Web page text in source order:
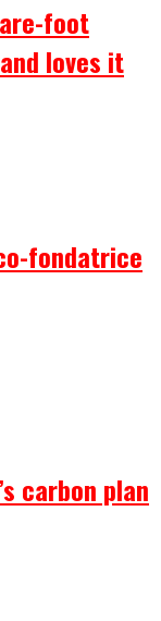
foot
loves it
fondatrice
carbon plan